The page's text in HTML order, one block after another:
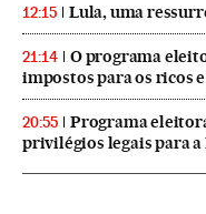
12:15 Lula, uma
21:14
O programa
impostos para os ricos
20:55
Programa
privilégios legais para a